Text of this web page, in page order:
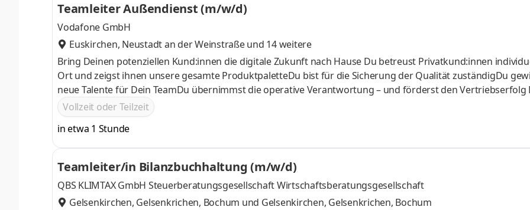
Teamleiter Außendienst (m/w/d)
Vodafone GmbH
Euskirchen, Neustadt an der Weinstraßeund 14 weitere
Bring Deinen potenziellen Kund:innen die digitale Zukunft nach Hause Du betreust Privatkund:innen
Ort und zeigst ihnen unsere gesamte ProduktpaletteDu bist für die Sicherung der Qualität zuständigDu
neue Talente für Dein TeamDu übernimmst die operative Verantwortung – und förderst den Vertriebserfolg
TeamsDu motivierst Dein Team und unterstützt es durch Deine Expertise
Vollzeit oder Teilzeit
in etwa 1 Stunde
Teamleiter/in Bilanzbuchhaltung (m/w/d)
QBS KLIMTAX GmbH Steuerberatungsgesellschaft Wirtschaftsberatungsgesellschaft
Gelsenkirchen, Gelsenkrichen, Bochum und Gelsenkirchen, Gelsenkrichen, Bochum